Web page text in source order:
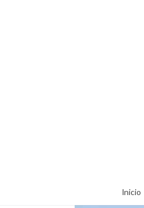
Inicio